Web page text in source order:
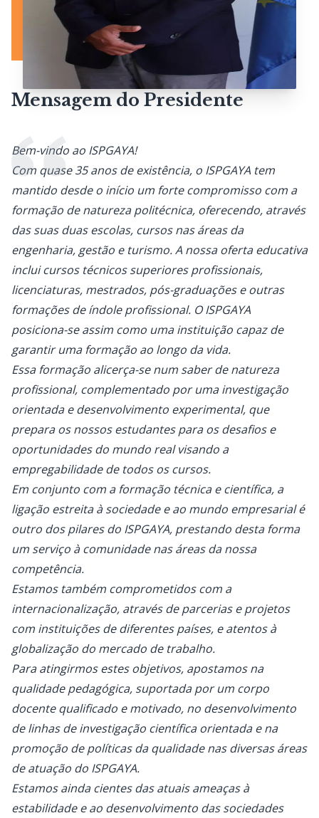
Mensagem do Presidente
Bem-vindo ao ISPGAYA!
Com quase 35 anos de existência, o ISPGAYA tem
mantido desde o início um forte compromisso com a
formação de natureza politécnica, oferecendo, através
das suas duas escolas, cursos nas áreas da
engenharia, gestão e turismo. A nossa oferta educativa
inclui cursos técnicos superiores profissionais,
licenciaturas, mestrados, pós-graduações e outras
formações de índole profissional. O ISPGAYA
posiciona-se assim como uma instituição capaz de
garantir uma formação ao longo da vida.
Essa formação alicerça-se num saber de natureza
profissional, complementado por uma investigação
orientada e desenvolvimento experimental, que
prepara os nossos estudantes para os desafios e
oportunidades do mundo real visando a
empregabilidade de todos os cursos.
Em conjunto com a formação técnica e científica, a
ligação estreita à sociedade e ao mundo empresarial é
outro dos pilares do ISPGAYA, prestando desta forma
um serviço à comunidade nas áreas da nossa
competência.
Estamos também comprometidos com a
internacionalização, através de parcerias e projetos
com instituições de diferentes países, e atentos à
globalização do mercado de trabalho.
Para atingirmos estes objetivos, apostamos na
qualidade pedagógica, suportada por um corpo
docente qualificado e motivado, no desenvolvimento
de linhas de investigação científica orientada e na
promoção de políticas da qualidade nas diversas áreas
de atuação do ISPGAYA.
Estamos ainda cientes das atuais ameaças à
estabilidade e ao desenvolvimento das sociedades